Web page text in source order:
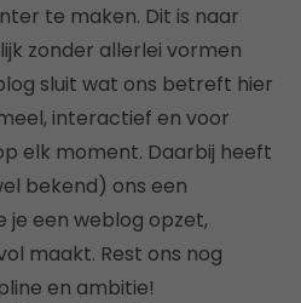
te maken. Dit is naar
zonder allerlei vormen
sluit wat ons betreft hier
interactief en voor
elk moment. Daarbij heeft
bekend) ons een
je een weblog opzet,
maakt. Rest ons nog
en ambitie!